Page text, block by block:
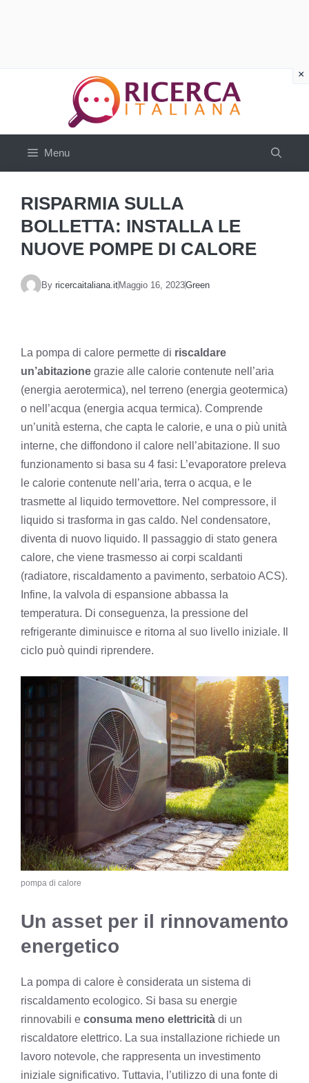
Menu
RISPARMIA SULLA
BOLLETTA: INSTALLA LE
NUOVE POMPE DI CALORE
By ricercaitaliana.itMaggio 16, 2023Green
La pompa di calore permette di riscaldare
un’abitazione grazie alle calorie contenute nell’aria
(energia aerotermica), nel terreno (energia geotermica)
o nell’acqua (energia acqua termica). Comprende
un’unità esterna, che capta le calorie, e una o più unità
interne, che diffondono il calore nell’abitazione. Il suo
funzionamento si basa su 4 fasi: L’evaporatore preleva
le calorie contenute nell’aria, terra o acqua, e le
trasmette al liquido termovettore. Nel compressore, il
liquido si trasforma in gas caldo. Nel condensatore,
diventa di nuovo liquido. Il passaggio di stato genera
calore, che viene trasmesso ai corpi scaldanti
(radiatore, riscaldamento a pavimento, serbatoio ACS).
Infine, la valvola di espansione abbassa la
temperatura. Di conseguenza, la pressione del
refrigerante diminuisce e ritorna al suo livello iniziale. Il
ciclo può quindi riprendere.
pompa di calore
Un asset per il rinnovamento
energetico
La pompa di calore è considerata un sistema di
riscaldamento ecologico. Si basa su energie
rinnovabili e consuma meno elettricità di un
riscaldatore elettrico. La sua installazione richiede un
lavoro notevole, che rappresenta un investimento
iniziale significativo. Tuttavia, l’utilizzo di una fonte di